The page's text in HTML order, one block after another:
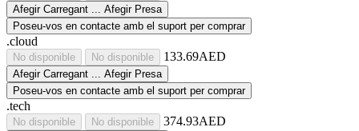
Afegir Carregant ... Afegir Presa
Poseu-vos en contacte amb el suport per comprar
.cloud
No disponible No disponible 133.69AED
Afegir Carregant ... Afegir Presa
Poseu-vos en contacte amb el suport per comprar
.tech
No disponible No disponible 374.93AED